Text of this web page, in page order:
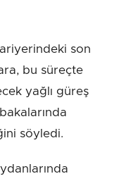
son
bu süreçte
yağlı güreş
söyledi.